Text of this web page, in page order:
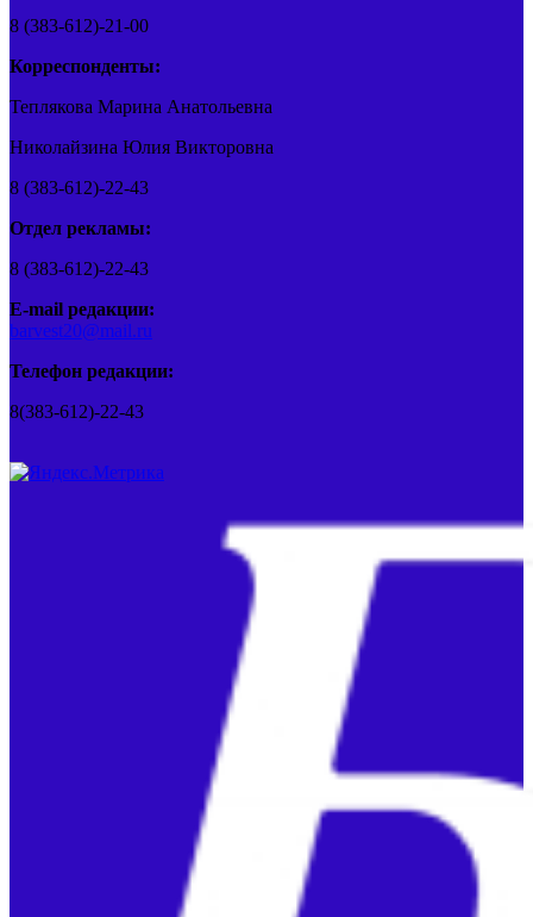
8 (383-612)-21-00
Корреспонденты:
Теплякова Марина Анатольевна
Николайзина Юлия Викторовна
8 (383-612)-22-43
Отдел рекламы:
8 (383-612)-22-43
E-mail редакции:
barvest20@mail.ru
Телефон редакции:
8(383-612)-22-43